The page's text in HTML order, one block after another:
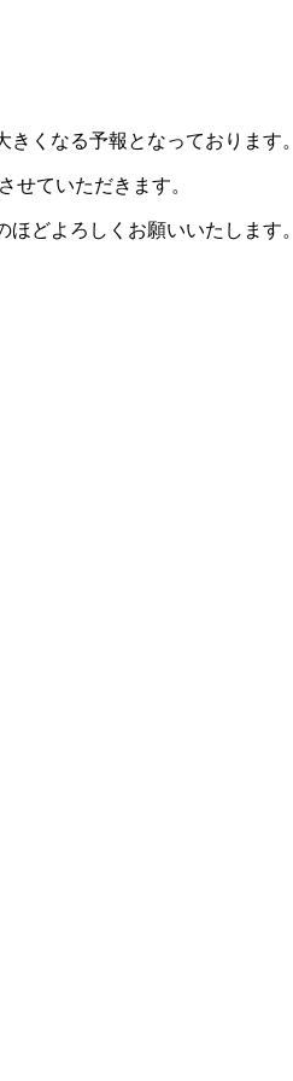
くなる予報となっております。
せていただきます。
どよろしくお願いいたします。